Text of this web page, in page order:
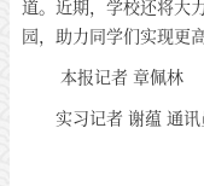
道。近期，学校还将大
园，助力同学们实现更
本报记者 章佩林
实习记者 谢蕴 通